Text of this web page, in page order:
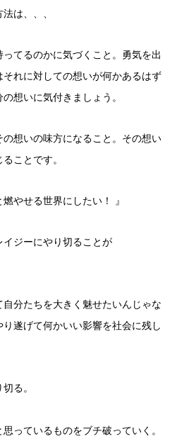
は、、、
てるのかに気づくこと。勇気を出
れに対しての想いが何かあるはず
想いに気付きましょう。
想いの味方になること。その想い
ことです。
やせる世界にしたい！ 』
ジーにやり切ることが
分たちを大きく魅せたいんじゃな
遂げて何かいい影響を社会に残し
る。
っているものをブチ破っていく。